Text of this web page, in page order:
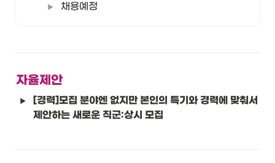
채용예정
자율제안
[경력]모집 분야엔 없지만 본인의 특기와 경력에 맞춰서
제안하는 새로운 직군:상시 모집